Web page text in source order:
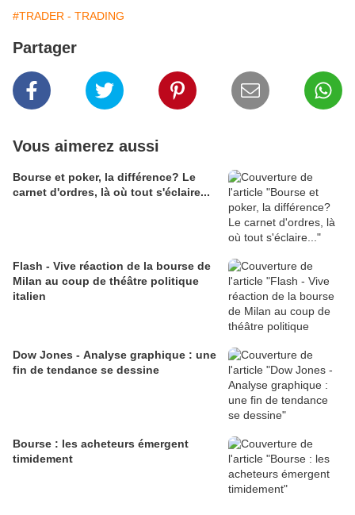
#TRADER - TRADING
Partager
Vous aimerez aussi
Bourse et poker, la différence? Le
carnet d'ordres, là où tout s'éclaire...
Flash - Vive réaction de la bourse de
Milan au coup de théâtre politique
italien
Dow Jones - Analyse graphique : une
fin de tendance se dessine
Bourse : les acheteurs émergent
timidement